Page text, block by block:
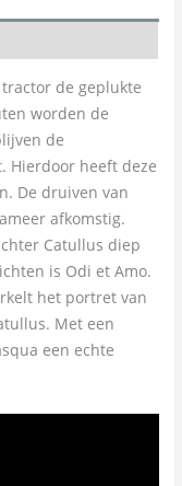
de geplukte
worden de
de
Hierdoor heeft deze
De druiven van
afkomstig.
Catullus diep
is Odi et Amo.
het portret van
Met een
een echte